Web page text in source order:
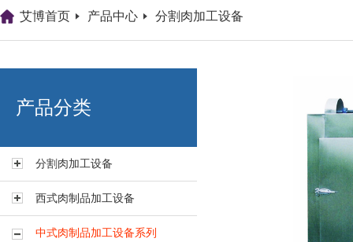
艾博肉类科技（浙江）有限
艾博首页 产品中心 分割肉加工设备
产品分类
分割肉加工设备
西式肉制品加工设备
中式肉制品加工设备系列